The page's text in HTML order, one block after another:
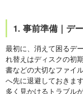
1. 事前準備｜デ
最初に、消えて困るデ
れ替えはディスクの初
書などの大切なファイ
へ先に退避しておきま
多く見かけるトラブル